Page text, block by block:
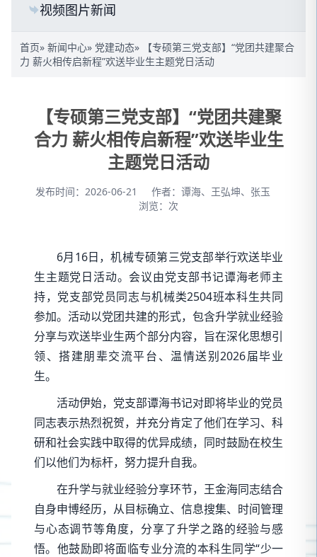
视频图片新闻
首页» 新闻中心» 党建动态» 【专硕第三党支部】“党团共建聚合
力 薪火相传启新程”欢送毕业生主题党日活动
【专硕第三党支部】“党团共建聚
合力 薪火相传启新程”欢送毕业生
主题党日活动
发布时间：2026-06-21
作者：谭海、王弘坤、张玉
浏览： 次
6月16日，机械专硕第三党支部举行欢送毕业
生主题党日活动。会议由党支部书记谭海老师主
持，党支部党员同志与机械类2504班本科生共同
参加。活动以党团共建的形式，包含升学就业经验
分享与欢送毕业生两个部分内容，旨在深化思想引
领、搭建朋辈交流平台、温情送别2026届毕业
生。
活动伊始，党支部谭海书记对即将毕业的党员
同志表示热烈祝贺，并充分肯定了他们在学习、科
研和社会实践中取得的优异成绩，同时鼓励在校生
们以他们为标杆，努力提升自我。
在升学与就业经验分享环节，王金海同志结合
自身申博经历，从目标确立、信息搜集、时间管理
与心态调节等角度，分享了升学之路的经验与感
悟。他鼓励即将面临专业分流的本科生同学“少一